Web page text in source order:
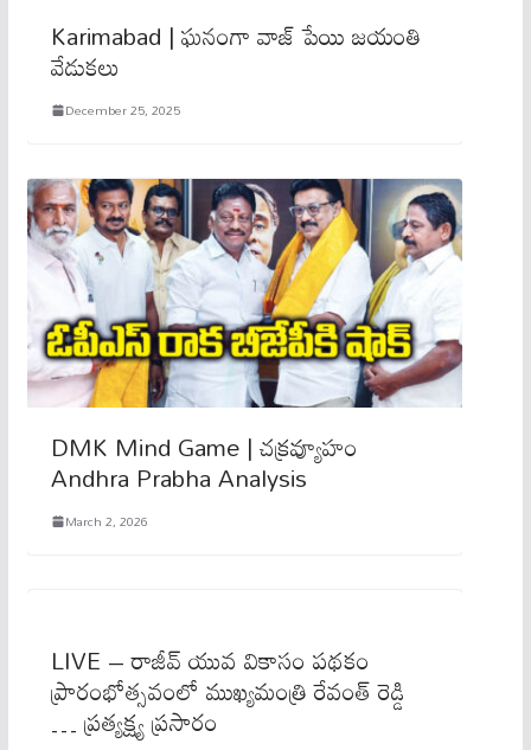
Karimabad | ఘ‌నంగా వాజ్ పేయి జయంతి
వేడుకలు
December 25, 2025
DMK Mind Game | చ‌క్ర‌వ్యూహం
Andhra Prabha Analysis
March 2, 2026
LIVE – రాజీవ్ యువ వికాసం పథకం
ప్రారంభోత్సవంలో ముఖ్యమంత్రి రేవంత్ రెడ్డి
… ప్రత్యక్ష్య ప్రసారం